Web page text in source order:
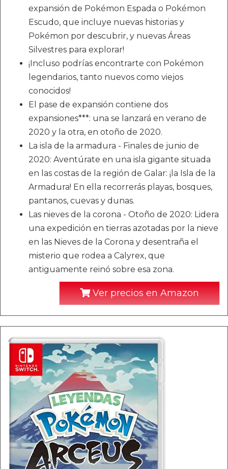
expansión de Pokémon Espada o Pokémon
Escudo, que incluye nuevas historias y
Pokémon por descubrir, y nuevas Áreas
Silvestres para explorar!
¡Incluso podrías encontrarte con Pokémon
legendarios, tanto nuevos como viejos
conocidos!
El pase de expansión contiene dos
expansiones***: una se lanzará en verano de
2020 y la otra, en otoño de 2020.
La isla de la armadura - Finales de junio de
2020: Aventúrate en una isla gigante situada
en las costas de la región de Galar: ¡la Isla de la
Armadura! En ella recorrerás playas, bosques,
pantanos, cuevas y dunas.
Las nieves de la corona - Otoño de 2020: Lidera
una expedición en tierras azotadas por la nieve
en las Nieves de la Corona y desentraña el
misterio que rodea a Calyrex, que
antiguamente reinó sobre esa zona.
Ver precios en Amazon